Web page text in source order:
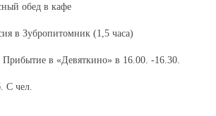
обед в кафе
в Зубропитомник (1,5 часа)
Прибытие в «Девяткино» в 16.00. -16.30.
С чел.